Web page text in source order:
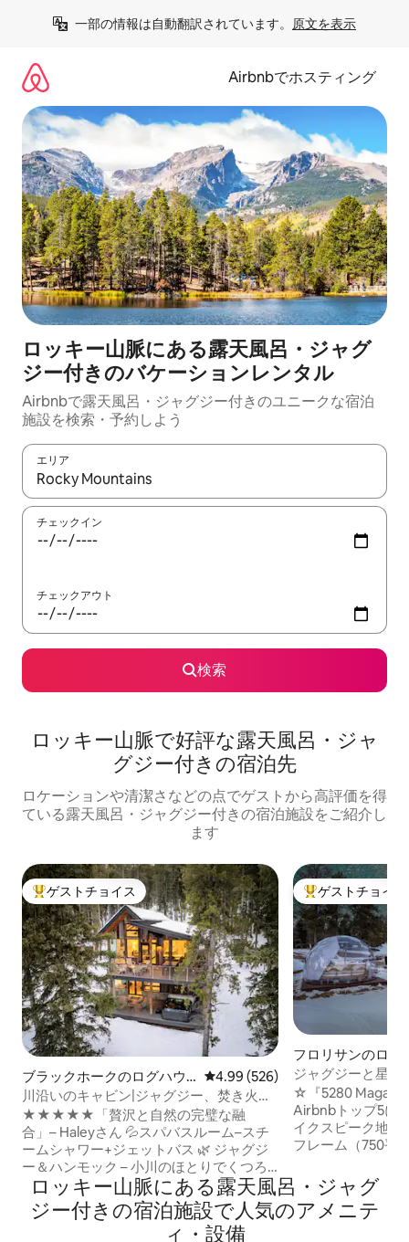
一部の情報は自動翻訳されています。 原文を表示
Airbnbでホスティング
ロッキー山脈にある露天風呂・ジャグ
ジー付きのバケーションレンタル
Airbnbで露天風呂・ジャグジー付きのユニークな宿泊
施設を検索・予約しよう
エリア
検索結果が表示されたら、上下の矢印キーを使って移動するか
チェックイン
チェックアウト
検索
ロッキー山脈で好評な露天風呂・ジャ
グジー付きの宿泊先
ロケーションや清潔さなどの点でゲストから高評価を得
ている露天風呂・ジャグジー付きの宿泊施設をご紹介し
ます
大好評のゲストチョイスです。
ゲストチョイス
ブラックホークのログハウ
ス
レビュー526件、5つ星中4.99つ
4.99 (526)
川沿いのキャビン|ジャグジー、焚き火
台、スチームシャワー
★★★★★「贅沢と自然の完璧な融
合」– Haleyさん 💦スパバスルーム–スチ
ームシャワー+ジェットバス 🌿 ジャグジ
ー＆ハンモック – 小川のほとりでくつろ
いだり、木々の中で揺れたり 🔥 夜はくつ
ろげます – 焚き火台、バーベキューグリ
ル、暖炉、床暖房 ❄️涼しく快適に過ごせ
るエアコン 🐾ペット＆ファミリー向け–ト
大好評のゲスト
ゲストチョイス
フロリサンのログ
ジャグジーと星空
な三角屋根の家
☆『5280
Airbnbトップ5に
イクスピーク地域
フレーム（750平
トジャグジー ✦
な景色が広がる絵
帯 ✦ フォッシル
ロッキー山脈にある露天風呂・ジャグ
ジー付きの宿泊施設で人気のアメニテ
ィ・設備